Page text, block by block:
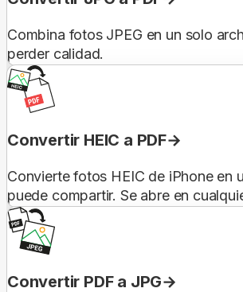
Combina fotos JPEG en un solo
perder calidad.
Convertir HEIC a PDF
Convierte fotos HEIC de iPhone en
puede compartir. Se abre en
Convertir PDF a JPG